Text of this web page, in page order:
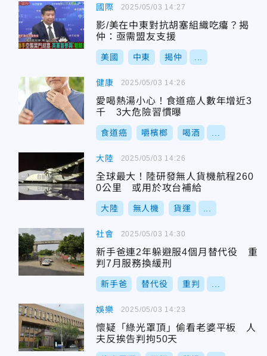
國際
影/美在中東對抗胡塞組織吃癟？揭
仲：亟需盟友支援
美國 中東 揭仲
2025/05/03 14:27
健康
愛喝熱湯小心！食道癌人數年增近3
千 3大危險習慣曝
食道癌 嚼檳榔 喝酒
2025/05/03 14:26
大陸
全球最大！陸研發無人貨機航程260
0公里 或用於攻台補給
大陸 無人機 貨運
2025/05/03 14:26
社會
新手爸連2年躲避服4個月替代役 重
判7月服務換緩刑
新手爸 替代役 重判
2025/05/03 14:30
娛樂
懷疑「綠光罩頂」偷看老婆平板 人
夫反挨告判拘50天
2025/05/03 14:23